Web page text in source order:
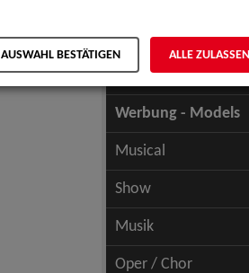
Schauspiel - Figur /
Werbung - Talents
Werbung - Models
Musical
Show
Musik
Oper / Chor
AUSWAHL BESTÄTIGEN ALLE ZULASSEN